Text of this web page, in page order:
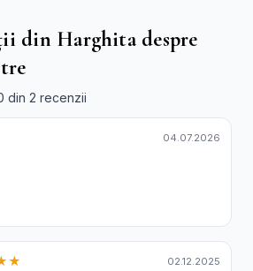
din Harghita despre
din 2 recenzii
04.07.2026
02.12.2025